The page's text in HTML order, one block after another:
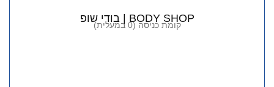
BODY SHOP | בודי שופ
קומת כניסה (0 במעלית)